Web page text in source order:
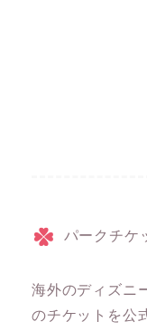
パークチケ
海外のディズニ
のチケットを公